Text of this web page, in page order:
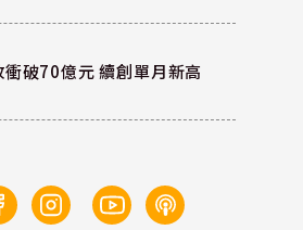
破70億元 續創單月新高